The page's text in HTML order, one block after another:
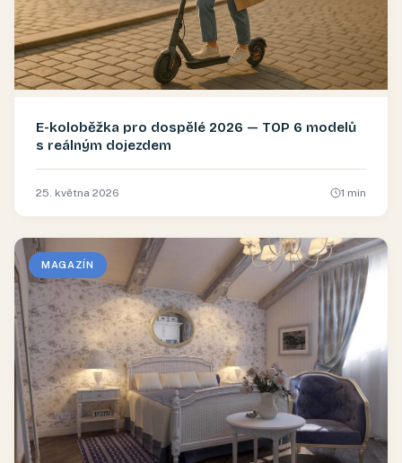
E-koloběžka pro dospělé 2026 — TOP 6 modelů
s reálným dojezdem
25. května 2026 1 min
MAGAZÍN